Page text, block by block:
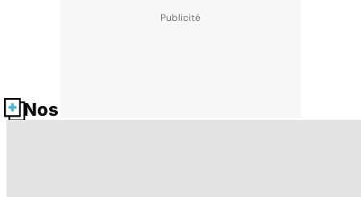
Nos fiches santé